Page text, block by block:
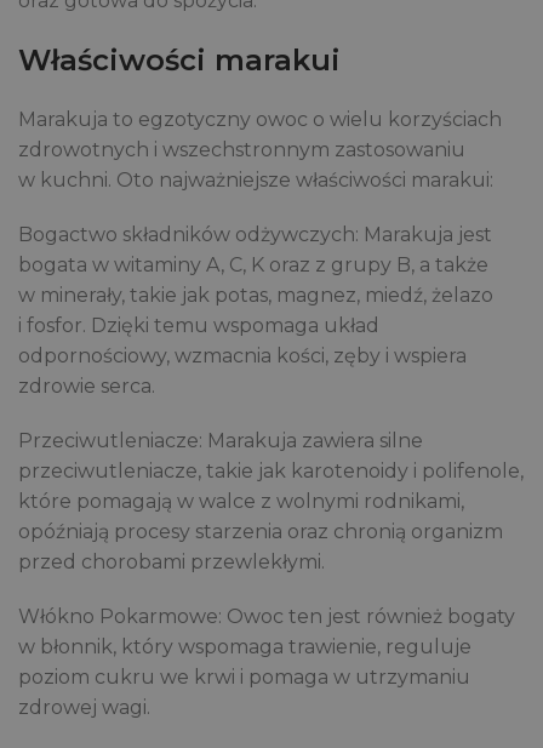
Właściwości marakui
Marakuja to egzotyczny owoc o wielu korzyściach
zdrowotnych i wszechstronnym zastosowaniu
w kuchni. Oto najważniejsze właściwości marakui:
Bogactwo składników odżywczych: Marakuja jest
bogata w witaminy A, C, K oraz z grupy B, a także
w minerały, takie jak potas, magnez, miedź, żelazo
i fosfor. Dzięki temu wspomaga układ
odpornościowy, wzmacnia kości, zęby i wspiera
zdrowie serca.
Przeciwutleniacze: Marakuja zawiera silne
przeciwutleniacze, takie jak karotenoidy i polifenole,
które pomagają w walce z wolnymi rodnikami,
opóźniają procesy starzenia oraz chronią organizm
przed chorobami przewlekłymi.
Włókno Pokarmowe: Owoc ten jest również bogaty
w błonnik, który wspomaga trawienie, reguluje
poziom cukru we krwi i pomaga w utrzymaniu
zdrowej wagi.